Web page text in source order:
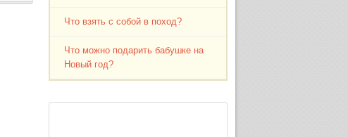
Что взять с собой в поход?
Что можно подарить бабушке на
Новый год?